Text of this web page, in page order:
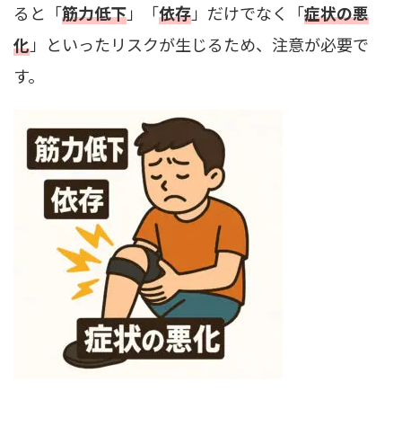
ると「筋力低下」「依存」だけでなく「症状の悪
化」といったリスクが生じるため、注意が必要で
す。